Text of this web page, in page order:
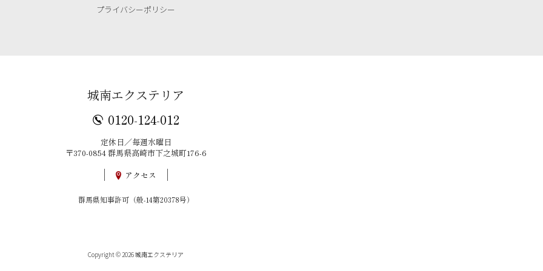
プライバシーポリシー
城南エクステリア
0120-124-012
定休日／毎週水曜日
〒370-0854 群馬県高崎市下之城町176-6
アクセス
群馬県知事許可（般-14第20378号）
Copyright © 2026 城南エクステリア